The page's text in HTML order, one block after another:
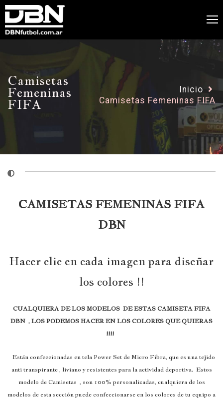
Camisetas
Femeninas
FIFA
Inicio
Camisetas Femeninas FIFA
CAMISETAS FEMENINAS FIFA
DBN
Hacer clic en cada imagen para diseñar
los colores !!
CUALQUIERA DE LOS MODELOS DE ESTAS CAMISETA FIFA
DBN , LOS PODEMOS HACER EN LOS COLORES QUE QUIERAS
!!!!
Están confeccionadas en tela Power Set de Micro Fibra, que es una tejido
anti transpirante , liviano y resistentes para la actividad deportiva. Estos
modelo de Camisetas , son 100% personalizadas, cualquiera de los
modelos de esta sección puede confeccionarse en los colores de tu equipo a